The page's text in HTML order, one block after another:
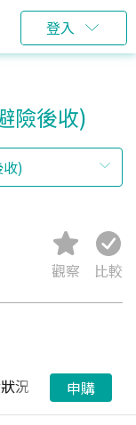
登入
險後收)
觀察 比較
況 配息狀況
申購